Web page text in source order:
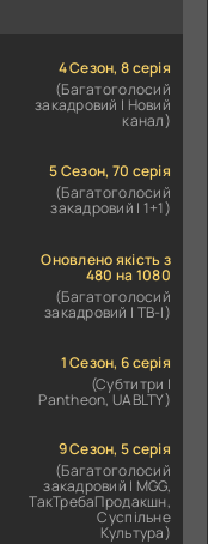
4 Сезон, 8 серія
(Багатоголосий
закадровий | Новий
канал)
5 Сезон, 70 серія
(Багатоголосий
закадровий | 1+1)
Оновлено якість з
480 на 1080
(Багатоголосий
закадровий | ТВ-І)
1 Сезон, 6 серія
(Субтитри |
Pantheon, UABLTY)
9 Сезон, 5 серія
(Багатоголосий
закадровий | MGG,
ТакТребаПродакшн,
Суспільне
Культура)